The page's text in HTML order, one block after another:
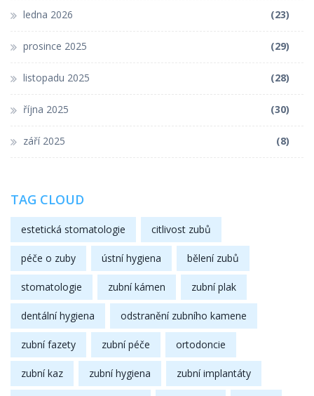
ledna 2026 (23)
prosince 2025 (29)
listopadu 2025 (28)
října 2025 (30)
září 2025 (8)
TAG CLOUD
estetická stomatologie citlivost zubů
péče o zuby ústní hygiena bělení zubů
stomatologie zubní kámen zubní plak
dentální hygiena odstranění zubního kamene
zubní fazety zubní péče ortodoncie
zubní kaz zubní hygiena zubní implantáty